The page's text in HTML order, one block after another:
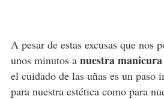
A pesar de estas excusas que nos
unos minutos a nuestra manicura
el cuidado de las uñas es un paso
para nuestra estética como para